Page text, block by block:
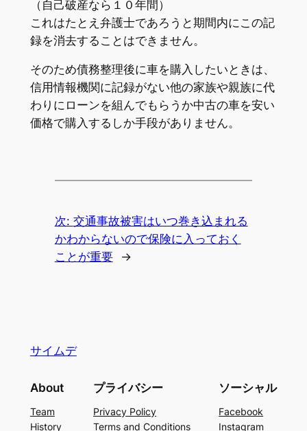
（自己破産なら１０年間）
これはたとえ弁護士であろうと期間内にこの記
録を消去することはできません。
そのため債務整理後に車を購入したいときは、
信用情報機関に記録がない他の家族や親族に代
わりにローンを組んでもらうか中古の車を安い
価格で購入するしか手段がありません。
次: 交通事故被害はいつ巻き込まれる
かわからないので保険に入っておく
ことが重要
→
サイムデ
About
Team
History
プライバシー
Privacy Policy
Terms and Conditions
ソーシャル
Facebook
Instagram